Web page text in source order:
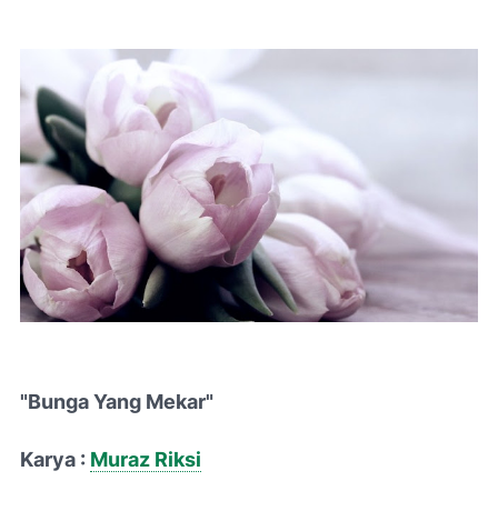
"Bunga Yang Mekar"
Karya : Muraz Riksi